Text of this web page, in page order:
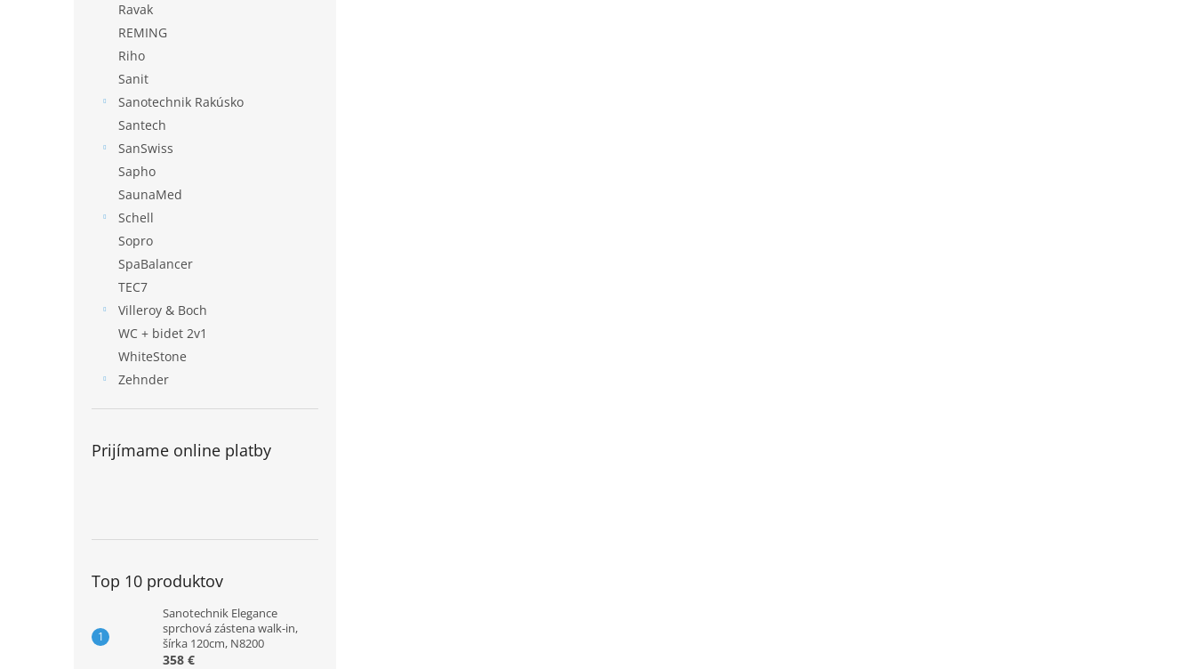
Ravak
REMING
Riho
Sanit
Sanotechnik Rakúsko
Santech
SanSwiss
Sapho
SaunaMed
Schell
Sopro
SpaBalancer
TEC7
Villeroy & Boch
WC + bidet 2v1
WhiteStone
Zehnder
Prijímame online platby
Top 10 produktov
Sanotechnik Elegance
sprchová zástena walk-in,
šírka 120cm, N8200
358 €